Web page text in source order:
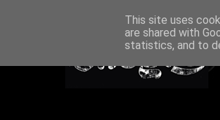
This site uses
are shared with
statistics, and to